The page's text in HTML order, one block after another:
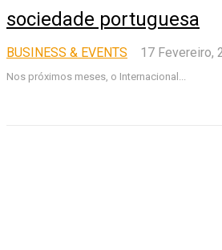
sociedade portuguesa
BUSINESS & EVENTS 17 Fevereiro,
Nos próximos meses, o Internacional...